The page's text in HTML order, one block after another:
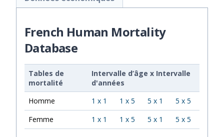
French Human Mortality
Database
Tables de
mortalité
Intervalle d’âge x Intervalle
d'années
Homme
1 x 1 1 x 5 5 x 1
5 x 5
Femme
1 x 1 1 x 5 5 x 1 5 x 5